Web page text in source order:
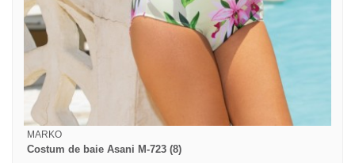
MARKO
Costum de baie Asani M-723 (8)